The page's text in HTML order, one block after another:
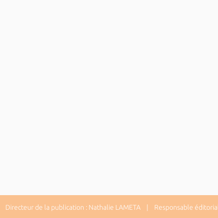
de la publication : Nathalie LAMETA | Responsable éditorial